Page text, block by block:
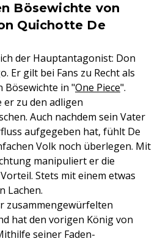
Bösewichte von
Quichotte De
der Hauptantagonist: Don
Er gilt bei Fans zu Recht als
Bösewichte in "One Piece".
zu den adligen
Auch nachdem sein Vater
aufgegeben hat, fühlt De
Volk noch überlegen. Mit
manipuliert er die
Stets mit einem etwas
Lachen.
zusammengewürfelten
hat den vorigen König von
seiner Faden-